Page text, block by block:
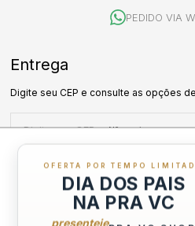
PEDIDO VIA
Primeira
Frete por nossa conta
Troca em até
Mais tempo para
OFERTA POR TEMPO
DIA DOS PAIS
NA PRA VC
presenteie